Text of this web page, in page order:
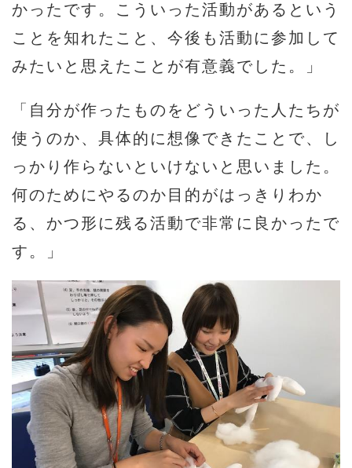
かったです。こういった活動があるという
ことを知れたこと、今後も活動に参加して
みたいと思えたことが有意義でした。」
「自分が作ったものをどういった人たちが
使うのか、具体的に想像できたことで、し
っかり作らないといけないと思いました。
何のためにやるのか目的がはっきりわか
る、かつ形に残る活動で非常に良かったで
す。」